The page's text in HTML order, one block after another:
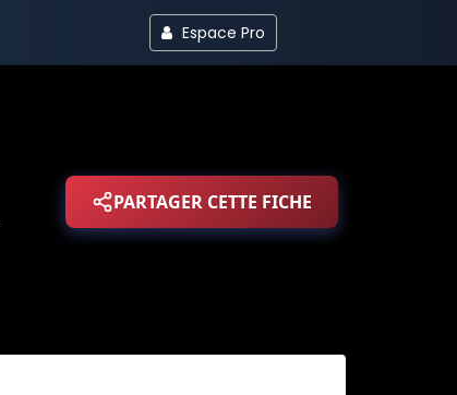
Espace Pro
PARTAGER CETTE FICHE